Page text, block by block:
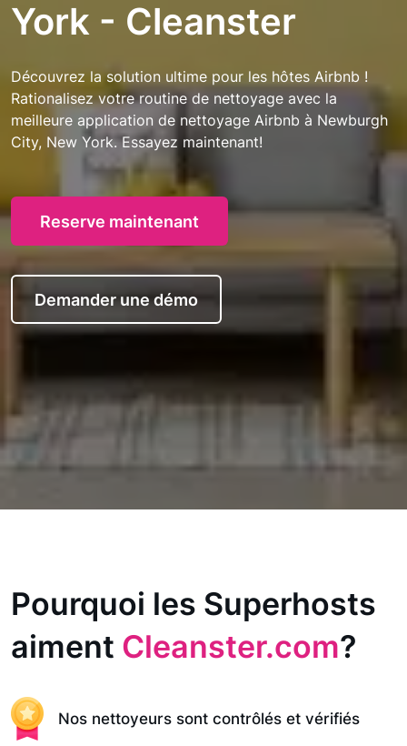
York - Cleanster
Découvrez la solution ultime pour les hôtes Airbnb !
Rationalisez votre routine de nettoyage avec la
meilleure application de nettoyage Airbnb à Newburgh
City, New York. Essayez maintenant!
Reserve maintenant
Demander une démo
Pourquoi les Superhosts
aiment Cleanster.com?
Nos nettoyeurs sont contrôlés et vérifiés